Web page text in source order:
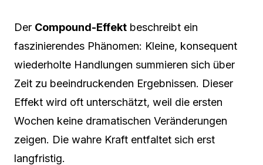
Der Compound-Effekt beschreibt ein
faszinierendes Phänomen: Kleine, konsequent
wiederholte Handlungen summieren sich über
Zeit zu beeindruckenden Ergebnissen. Dieser
Effekt wird oft unterschätzt, weil die ersten
Wochen keine dramatischen Veränderungen
zeigen. Die wahre Kraft entfaltet sich erst
langfristig.